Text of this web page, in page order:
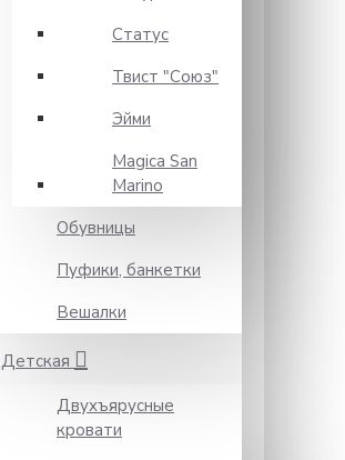
Статус
Твист "Союз"
Эйми
Magica San
Marino
Обувницы
Пуфики, банкетки
Вешалки
Детская
Двухъярусные
кровати